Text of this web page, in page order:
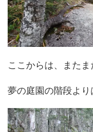
ここからは、またま
夢の庭園の階段よ